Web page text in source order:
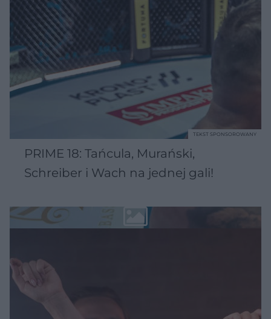
PRIME 18: Tańcula, Murański,
Schreiber i Wach na jednej gali!
TEKST SPONSOROWANY